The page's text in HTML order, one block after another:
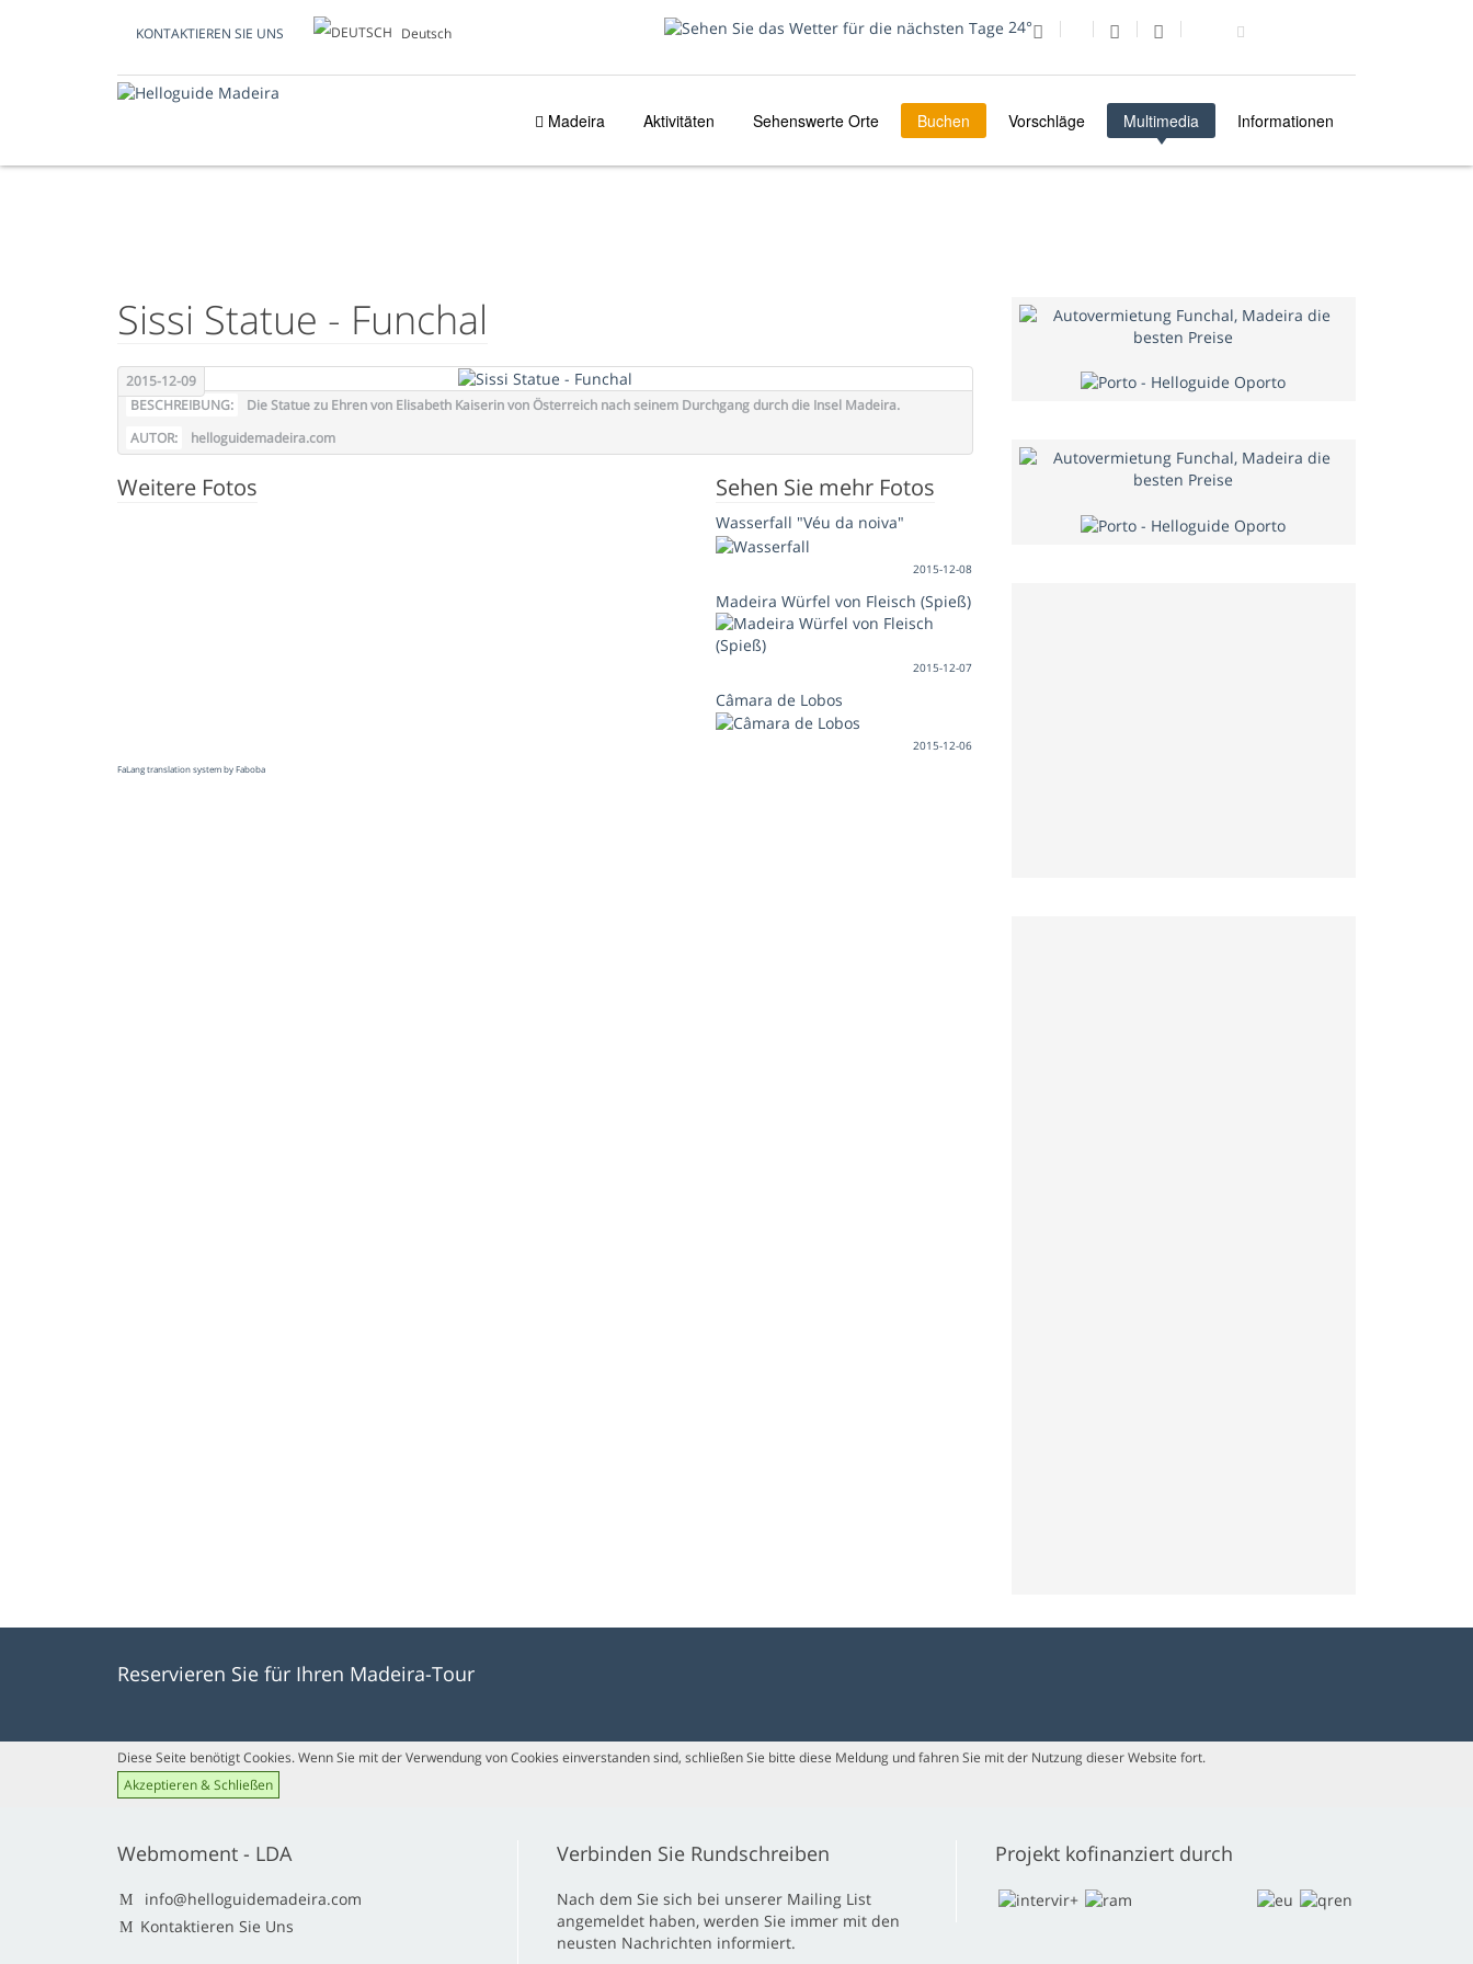
KONTAKTIEREN SIE UNS Deutsch 24°
Madeira Aktivitäten Sehenswerte Orte Buchen Vorschläge Multimedia Informationen
Sissi Statue - Funchal
2015-12-09
BESCHREIBUNG:
Die Statue zu Ehren von Elisabeth Kaiserin von Österreich nach seinem Durchgang durch die Insel Madeira.
AUTOR:
helloguidemadeira.com
Weitere Fotos Sehen Sie mehr Fotos
Wasserfall "Véu da noiva"
2015-12-08
Madeira Würfel von Fleisch (Spieß)
2015-12-07
Câmara de Lobos
2015-12-06
FaLang translation system by Faboba
Reservieren Sie für Ihren Madeira-Tour
Diese Seite benötigt Cookies. Wenn Sie mit der Verwendung von Cookies einverstanden sind, schließen Sie bitte diese Meldung und fahren Sie mit der Nutzung dieser Website fort.
Akzeptieren & Schließen
Webmoment - LDA
info@helloguidemadeira.com
Kontaktieren Sie Uns
Verbinden Sie Rundschreiben
Nach dem Sie sich bei unserer Mailing List
angemeldet haben, werden Sie immer mit den
neusten Nachrichten informiert.
Projekt kofinanziert durch